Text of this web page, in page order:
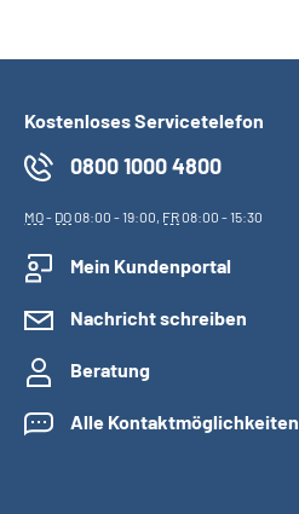
Kostenloses Servicetelefon
0800 1000 4800
MO- DO08:00 - 19:00, FR08:00 - 15:30
Mein Kundenportal
Nachricht schreiben
Beratung
Alle Kontaktmöglichkeiten